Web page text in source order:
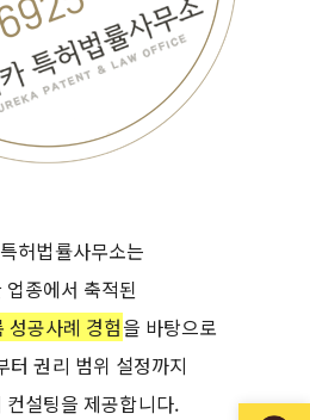
허법률사무소는
업종에서 축적된
성공사례 경험을 바탕으로
터 권리 범위 설정까지
설팅을 제공합니다.